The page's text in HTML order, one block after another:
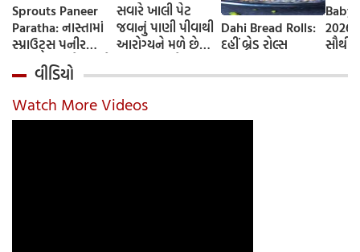
Sprouts Paneer
Paratha: નાસ્તામાં
સ્પ્રાઉટ્સ પનીર
પરાઠા બનાવો, તમને
પ્રોટીનનો ડબલ ડોઝ
મળશે
સવારે ખાલી પેટ
જવાનું પાણી પીવાથી
આરોગ્યને મળે છે
જાણીએ તેના ફાયદા
અને ઉપયોગ કરવાની
યોગ્ય રીત
Dahi Bread Rolls:
દહીં બ્રેડ રોલ્સ
Baby
વીડિયો
Watch More Videos